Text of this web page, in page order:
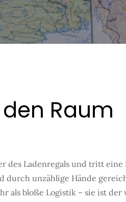
Raum
des Ladenregals und tritt eine
unzählige Hände
als bloße Logistik – sie ist der